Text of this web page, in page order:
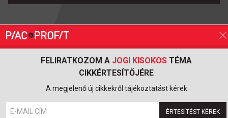
FELIRATKOZOM A JOGI KISOKOS TÉMA
CIKKÉRTESÍTŐJÉRE
A megjelenő új cikkekről tájékoztatást kérek
ÉRTESÍTÉST KÉREK